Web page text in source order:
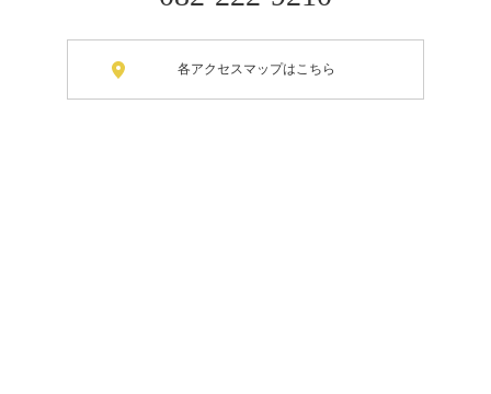
各アクセスマップはこちら